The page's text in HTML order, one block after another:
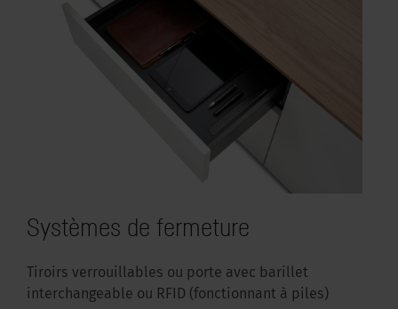
Systèmes de fermeture
Tiroirs verrouillables ou porte avec barillet
interchangeable ou RFID (fonctionnant à piles)